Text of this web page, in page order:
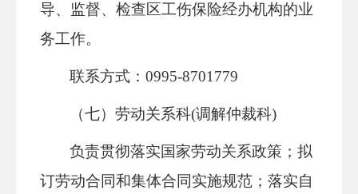
导、监督、检查区工伤保险经办机构的业
务工作。
联系方式：0995-8701779
（七）劳动关系科(调解仲裁科)
负责贯彻落实国家劳动关系政策；拟
订劳动合同和集体合同实施规范；落实自